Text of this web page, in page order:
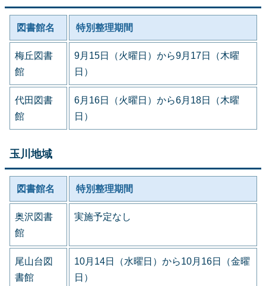
図書館名 特別整理期間
梅丘図書
館
9月15日（火曜日）から9月17日（木曜
日）
代田図書
館
6月16日（火曜日）から6月18日（木曜
日）
玉川地域
図書館名 特別整理期間
奥沢図書
館
実施予定なし
尾山台図
書館
10月14日（水曜日）から10月16日（金曜
日）